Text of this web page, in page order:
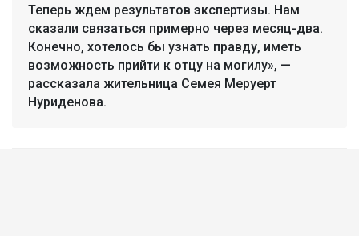
Теперь ждем результатов экспертизы. Нам
сказали связаться примерно через месяц-два.
Конечно, хотелось бы узнать правду, иметь
возможность прийти к отцу на могилу», —
рассказала жительница Семея Меруерт
Нуриденова.